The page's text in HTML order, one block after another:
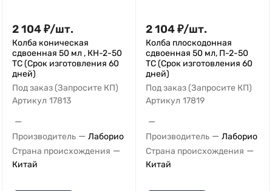
2 104₽/шт.
Колба коническая
сдвоенная 50 мл , КН-2-50
ТС (Срок изготовления 60
дней)
Под заказ (Запросите КП)
Артикул 17813
—
Производитель — Лаборио
Страна происхождения —
Китай
2 104₽/шт.
Колба плоскодонная
сдвоенная 50 мл, П-2-50
ТС (Срок изготовления 60
дней)
Под заказ (Запросите КП)
Артикул 17819
—
Производитель — Лаборио
Страна происхождения —
Китай